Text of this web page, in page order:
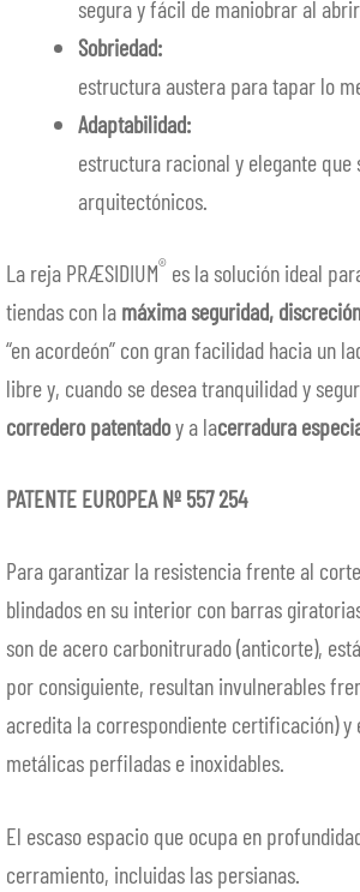
segura y fácil de maniobrar al
Sobriedad:
estructura austera para tapar lo
Adaptabilidad:
estructura racional y elegante
arquitectónicos.
La reja PRÆSIDIUM® es la solución ideal
tiendas con la máxima seguridad,
“en acordeón” con gran facilidad hacia un
libre y, cuando se desea tranquilidad y
corredero patentadoy a lacerradura
PATENTE EUROPEA Nº 557 254
Para garantizar la resistencia frente al
blindados en su interior con barras
son de acero carbonitrurado (anticorte),
por consiguiente, resultan invulnerables
acredita la correspondiente certificación) y
metálicas perfiladas e inoxidables.
El escaso espacio que ocupa en
cerramiento, incluidas las persianas.